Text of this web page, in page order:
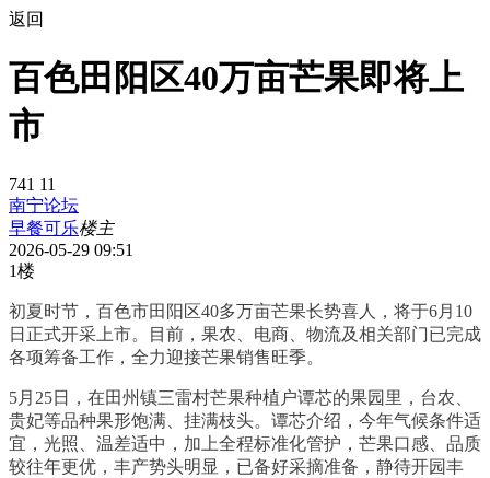
返回
百色田阳区40万亩芒果即将上
市
741 11
南宁论坛
早餐可乐楼主
2026-05-29 09:51
1楼
初夏时节，百色市田阳区40多万亩芒果长势喜人，将于6月10
日正式开采上市。目前，果农、电商、物流及相关部门已完成
各项筹备工作，全力迎接芒果销售旺季。
5月25日，在田州镇三雷村芒果种植户谭芯的果园里，台农、
贵妃等品种果形饱满、挂满枝头。谭芯介绍，今年气候条件适
宜，光照、温差适中，加上全程标准化管护，芒果口感、品质
较往年更优，丰产势头明显，已备好采摘准备，静待开园丰